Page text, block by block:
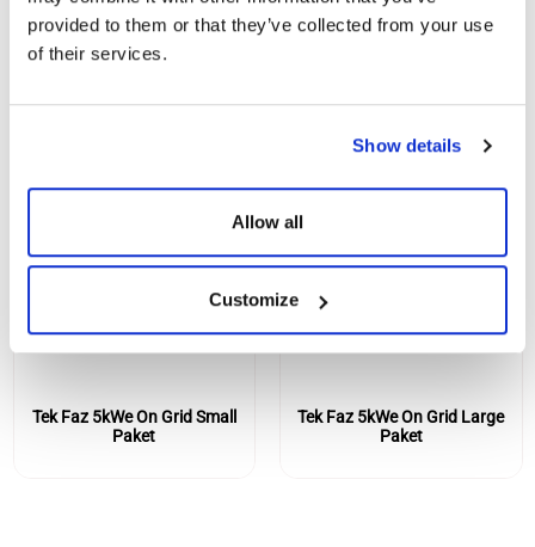
provided to them or that they’ve collected from your use
of their services.
Show details
Allow all
Customize
BENZER ÜRÜNLER
Tek Faz 5kWe On Grid Large
Paket
Üç Faz 5kWe On Grid Small
Paket